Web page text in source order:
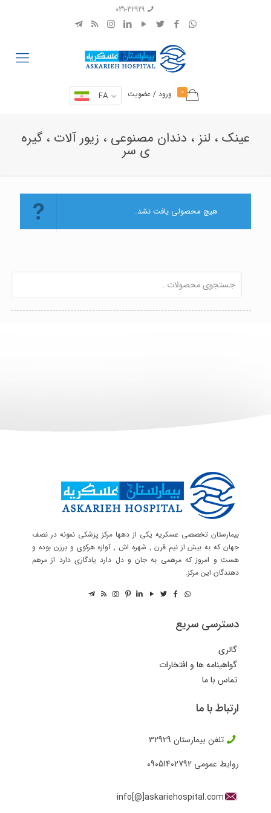
031-32929
0 ورود / عضویت FA
عینک ، لنز ، دندان مصنوعی ، زیور آلات ، گیره
ی سر
هیچ محصولی یافت نشد.
بیمارستان تخصصی عسکریه یکی از دهها مرکز پزشکی نمونه در نصف
جهان که به بیش از نیم قرن , شهره اش , آوازه هرکوی و برزن بوده و
هست و امروز که مرهمی به جان و دل دارد یادگاری دارد از مرهم
دهندگان این مرکز.
دسترسی سریع
گالری
گواهینامه ها و افتخارات
تماس با ما
ارتباط با ما
تلفن بیمارستان 32929
روابط عمومی 09051402792
info[@]askariehospital.com